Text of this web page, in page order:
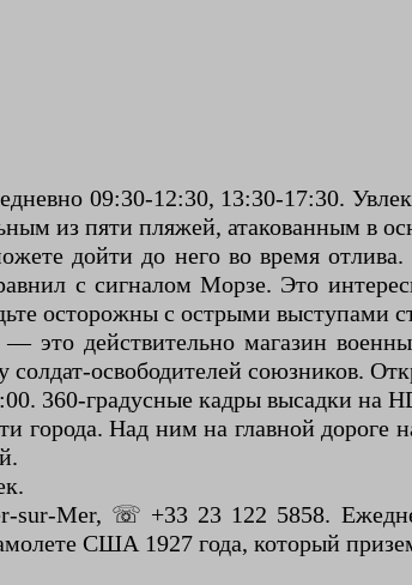
09:30-12:30, 13:30-17:30.
из пяти пляжей, атакованным в
дойти до него во время
с сигналом Морзе. Это
осторожны с острыми выступами
это действительно магазин
освободителей союзников.
360-градусные кадры высадки на
города. Над ним на главной
Mer, ☏ +33 23 122 5858.
США 1927 года, который